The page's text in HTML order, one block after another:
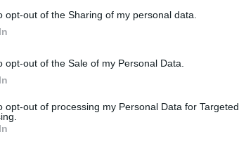
opt-out of the Sharing of my personal data.
opt-out of the Sale of my Personal Data.
opt-out of processing my Personal Data for Targeted
roes
verloopt
Mijn
weinig
Als ik